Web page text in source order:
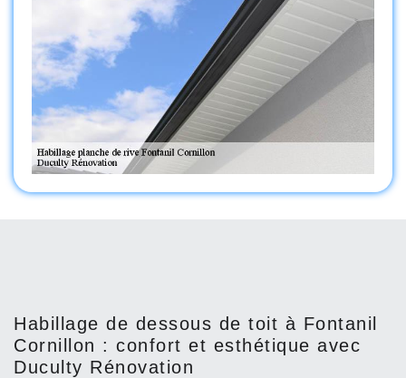
Habillage de dessous de toit à Fontanil
Cornillon : confort et esthétique avec
Duculty Rénovation